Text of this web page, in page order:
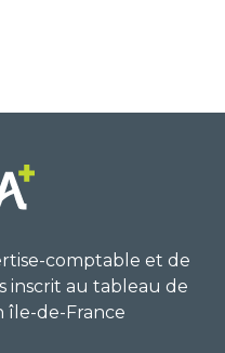
comptable et de
inscrit au tableau de
île-de-France